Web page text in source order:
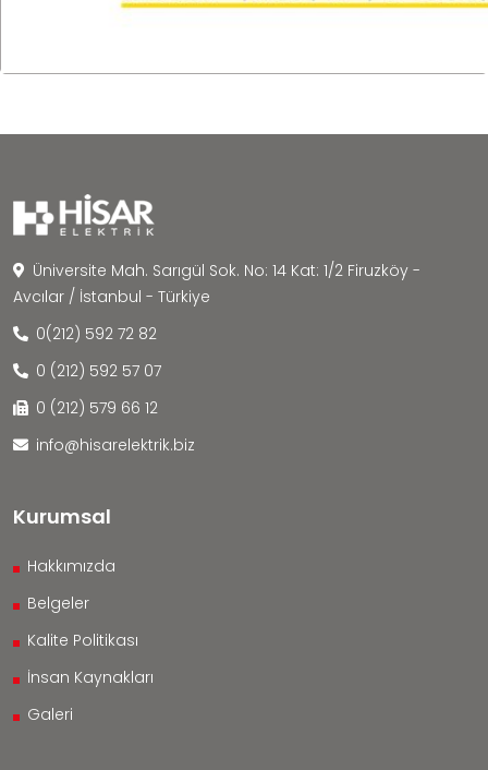
Üniversite Mah. Sarıgül Sok. No: 14 Kat: 1/2 Firuzköy -
Avcılar / İstanbul - Türkiye
0(212) 592 72 82
0 (212) 592 57 07
0 (212) 579 66 12
info@hisarelektrik.biz
Kurumsal
Hakkımızda
Belgeler
Kalite Politikası
İnsan Kaynakları
Galeri